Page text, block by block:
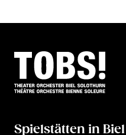
Spielstätten in Biel